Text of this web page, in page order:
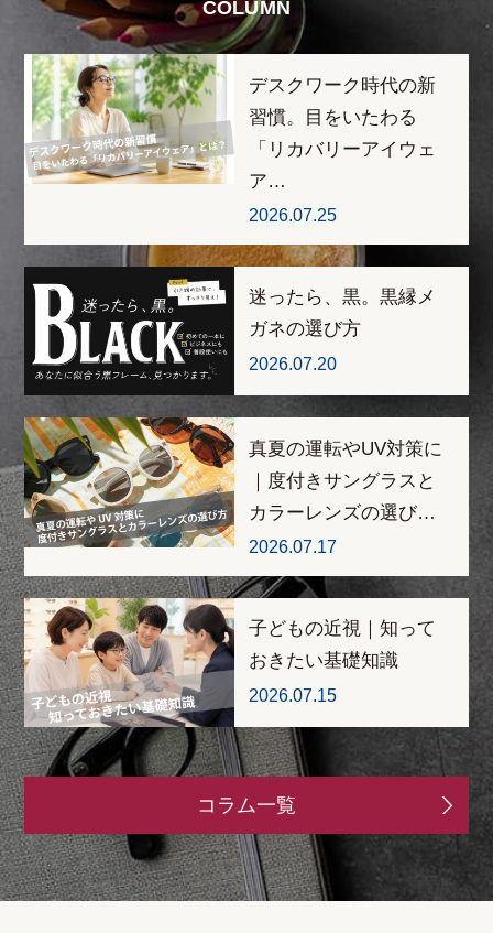
COLUMN
デスクワーク時代の新
習慣。目をいたわる
「リカバリーアイウェ
ア…
2026.07.25
迷ったら、黒。黒縁メ
ガネの選び方
2026.07.20
真夏の運転やUV対策に
｜度付きサングラスと
カラーレンズの選び…
2026.07.17
子どもの近視｜知って
おきたい基礎知識
2026.07.15
コラム一覧